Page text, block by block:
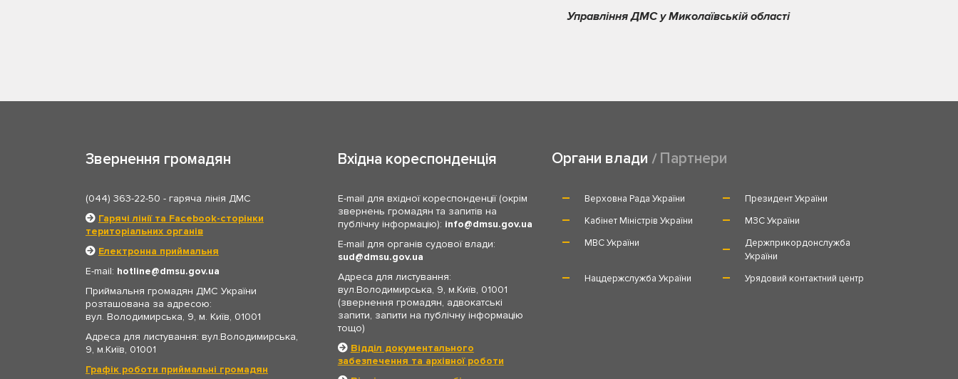
Управління ДМС у Миколаївській області
Звернення громадян
(044) 363-22-50 - гаряча лінія ДМС
Гарячі лінії та Facebook-сторінки
територіальних органів
Електронна приймальня
E-mail: hotline
dmsu.gov.ua
Приймальня громадян ДМС України
розташована за адресою:
вул. Володимирська, 9, м. Київ, 01001
Адреса для листування: вул.Володимирська,
9, м.Київ, 01001
Графік роботи приймальні громадян
Вхідна кореспонденція
E-mail для вхідної кореспонденції (окрім
звернень громадян та запитів на
публічну інформацію): info
dmsu.gov.ua
E-mail для органів судової влади:
sud
dmsu.gov.ua
Адреса для листування:
вул.Володимирська, 9, м.Київ, 01001
(звернення громадян, адвокатські
запити, запити на публічну інформацію
тощо)
Відділ документального
забезпечення та архівної роботи
Органи влади Партнери
Верховна Рада України
Президент України
Кабінет Міністрів України
МЗС України
МВС України
Держприкордонслужба
України
Нацдержслужба України
Урядовий контактний центр